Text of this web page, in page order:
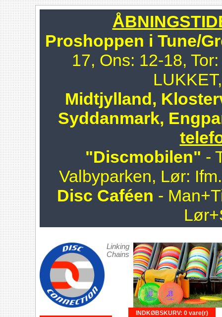
Proshoppen i Tune/
17, Ons: 12-18,
Midtjylland,
Syddanmark,
"Discmobilen" -
Valbyparken, Lør:
Disc Caféen -
Linking
Chains
INDKØBSKURV: 0 vare(r)